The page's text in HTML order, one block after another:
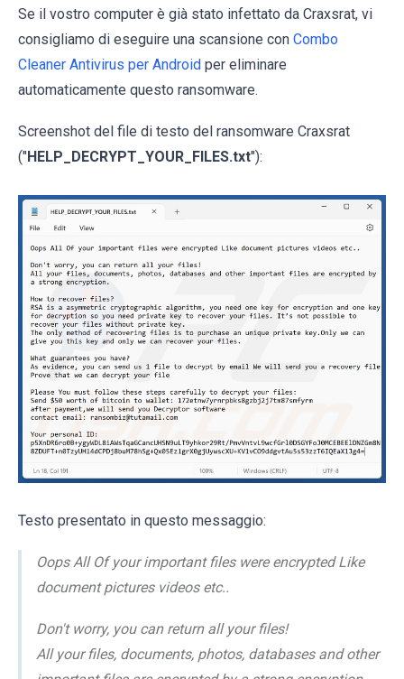
Se il vostro computer è già stato infettato da Craxsrat, vi
consigliamo di eseguire una scansione con Combo
Cleaner Antivirus per Android per eliminare
automaticamente questo ransomware.
Screenshot del file di testo del ransomware Craxsrat
("HELP_DECRYPT_YOUR_FILES.txt"):
Testo presentato in questo messaggio:
Oops All Of your important files were encrypted Like
document pictures videos etc..
Don't worry, you can return all your files!
All your files, documents, photos, databases and other